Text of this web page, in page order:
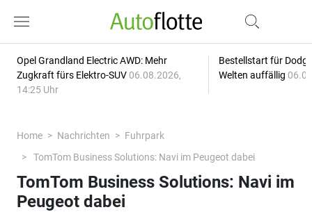
Opel Grandland Electric AWD: Mehr
Zugkraft fürs Elektro-SUV 06.08.2026,
14:25 Uhr
Bestellstart für
Welten auffällig
Home Nachrichten
Fuhrpark
TomTom Business Solutions: Navi im Peugeot dabei
TomTom Business Solutions: Navi im
Peugeot dabei